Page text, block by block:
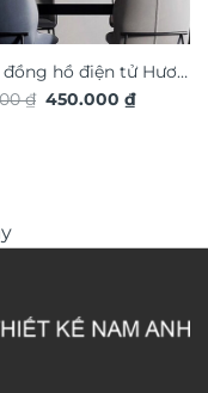
đồng hồ điện tử Hươu
TG4915S
₫ Giá
450.000₫Giá